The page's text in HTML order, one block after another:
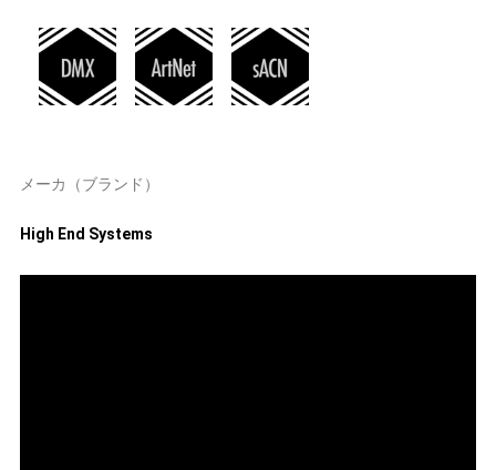
メーカ（ブランド）
High End Systems